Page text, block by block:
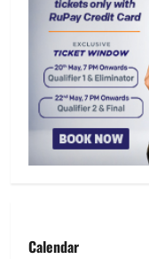
Calendar